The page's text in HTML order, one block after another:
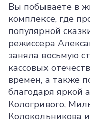
Вы побываете в
комплексе, где
популярной
режиссера
заняла восьмую
кассовых
времен, а также
благодаря яркой
Кологривого,
Колокольникова